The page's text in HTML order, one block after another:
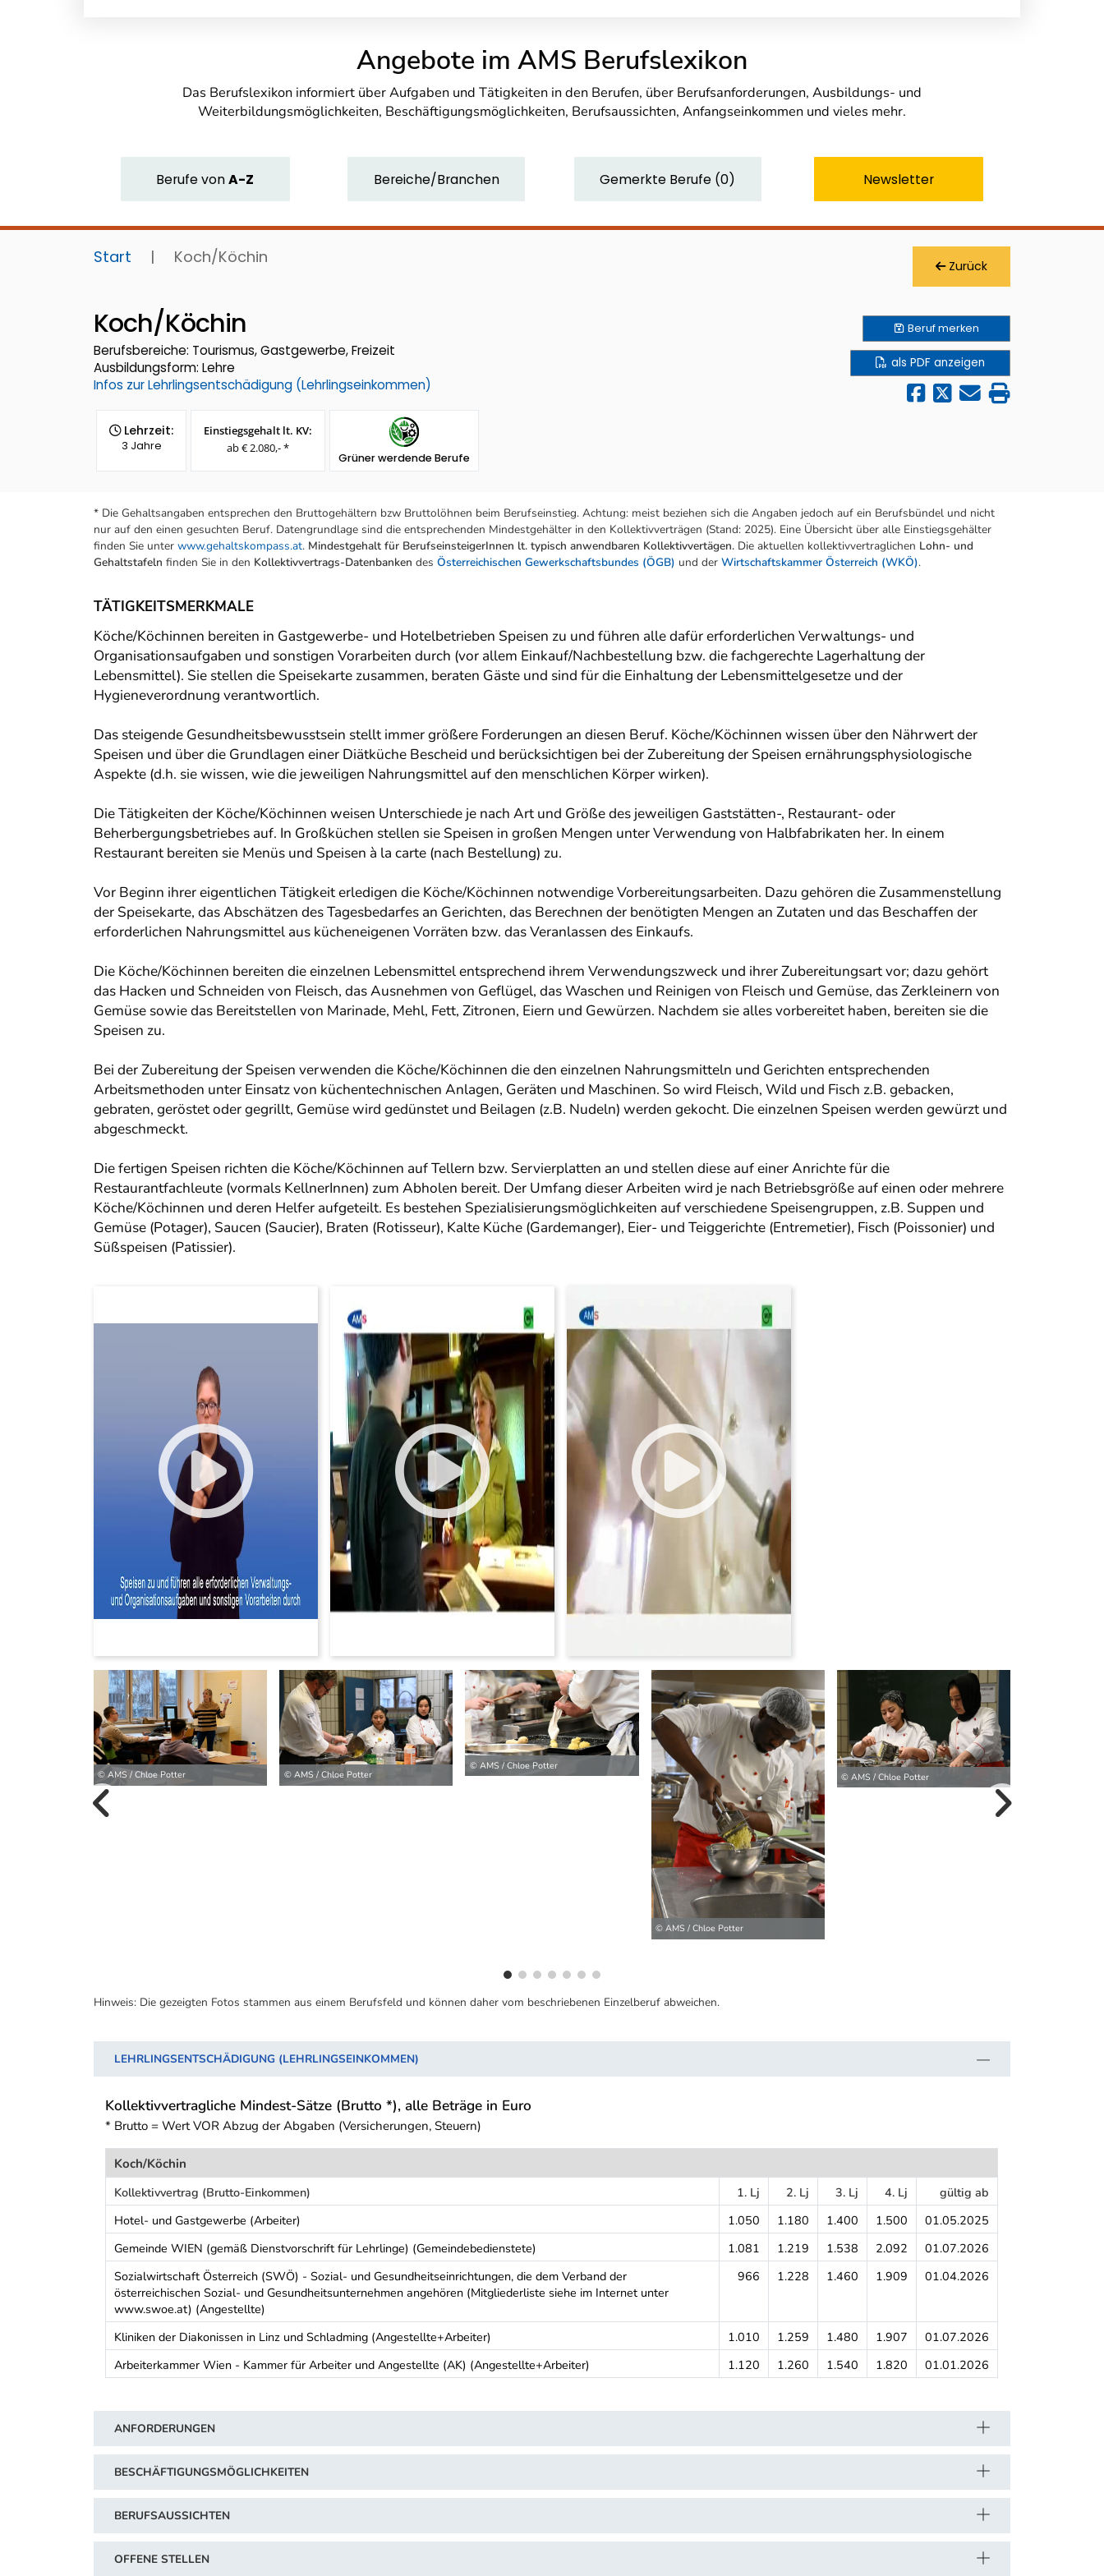
Angebote im AMS Berufslexikon
Das Berufslexikon informiert über Aufgaben und Tätigkeiten in den Berufen, über Berufsanforderungen, Ausbildungs- und
Weiterbildungsmöglichkeiten, Beschäftigungsmöglichkeiten, Berufsaussichten, Anfangseinkommen und vieles mehr.
BerufevonA-Z Bereiche/Branchen Gemerkte Berufe (0) Newsletter
Start | Koch/Köchin Zurück
Koch/Köchin
Berufsbereiche: Tourismus, Gastgewerbe, Freizeit
Ausbildungsform: Lehre
Infos zur Lehrlingsentschädigung (Lehrlingseinkommen)
Lehrzeit:
3 Jahre
Einstiegsgehalt lt. KV:
ab € 2.080,- *
Grüner werdende Berufe
Berufmerken
als PDF anzeigen
* Die Gehaltsangaben entsprechen den Bruttogehältern bzw Bruttolöhnen beim Berufseinstieg. Achtung: meist beziehen sich die Angaben jedoch auf ein Berufsbündel und nicht
nur auf den einen gesuchten Beruf. Datengrundlage sind die entsprechenden Mindestgehälter in den Kollektivverträgen (Stand: 2025). Eine Übersicht über alle Einstiegsgehälter
finden Sie unter www.gehaltskompass.at. Mindestgehalt für BerufseinsteigerInnen lt. typisch anwendbaren Kollektivvertägen. Die aktuellen kollektivvertraglichen Lohn- und
Gehaltstafeln finden Sie in den Kollektivvertrags-Datenbanken des Österreichischen Gewerkschaftsbundes (ÖGB) und der Wirtschaftskammer Österreich (WKÖ).
TÄTIGKEITSMERKMALE
Köche/Köchinnen bereiten in Gastgewerbe- und Hotelbetrieben Speisen zu und führen alle dafür erforderlichen Verwaltungs- und
Organisationsaufgaben und sonstigen Vorarbeiten durch (vor allem Einkauf/Nachbestellung bzw. die fachgerechte Lagerhaltung der
Lebensmittel). Sie stellen die Speisekarte zusammen, beraten Gäste und sind für die Einhaltung der Lebensmittelgesetze und der
Hygieneverordnung verantwortlich.
Das steigende Gesundheitsbewusstsein stellt immer größere Forderungen an diesen Beruf. Köche/Köchinnen wissen über den Nährwert der
Speisen und über die Grundlagen einer Diätküche Bescheid und berücksichtigen bei der Zubereitung der Speisen ernährungsphysiologische
Aspekte (d.h. sie wissen, wie die jeweiligen Nahrungsmittel auf den menschlichen Körper wirken).
Die Tätigkeiten der Köche/Köchinnen weisen Unterschiede je nach Art und Größe des jeweiligen Gaststätten-, Restaurant- oder
Beherbergungsbetriebes auf. In Großküchen stellen sie Speisen in großen Mengen unter Verwendung von Halbfabrikaten her. In einem
Restaurant bereiten sie Menüs und Speisen à la carte (nach Bestellung) zu.
Vor Beginn ihrer eigentlichen Tätigkeit erledigen die Köche/Köchinnen notwendige Vorbereitungsarbeiten. Dazu gehören die Zusammenstellung
der Speisekarte, das Abschätzen des Tagesbedarfes an Gerichten, das Berechnen der benötigten Mengen an Zutaten und das Beschaffen der
erforderlichen Nahrungsmittel aus kücheneigenen Vorräten bzw. das Veranlassen des Einkaufs.
Die Köche/Köchinnen bereiten die einzelnen Lebensmittel entsprechend ihrem Verwendungszweck und ihrer Zubereitungsart vor; dazu gehört
das Hacken und Schneiden von Fleisch, das Ausnehmen von Geflügel, das Waschen und Reinigen von Fleisch und Gemüse, das Zerkleinern von
Gemüse sowie das Bereitstellen von Marinade, Mehl, Fett, Zitronen, Eiern und Gewürzen. Nachdem sie alles vorbereitet haben, bereiten sie die
Speisen zu.
Bei der Zubereitung der Speisen verwenden die Köche/Köchinnen die den einzelnen Nahrungsmitteln und Gerichten entsprechenden
Arbeitsmethoden unter Einsatz von küchentechnischen Anlagen, Geräten und Maschinen. So wird Fleisch, Wild und Fisch z.B. gebacken,
gebraten, geröstet oder gegrillt, Gemüse wird gedünstet und Beilagen (z.B. Nudeln) werden gekocht. Die einzelnen Speisen werden gewürzt und
abgeschmeckt.
Die fertigen Speisen richten die Köche/Köchinnen auf Tellern bzw. Servierplatten an und stellen diese auf einer Anrichte für die
Restaurantfachleute (vormals KellnerInnen) zum Abholen bereit. Der Umfang dieser Arbeiten wird je nach Betriebsgröße auf einen oder mehrere
Köche/Köchinnen und deren Helfer aufgeteilt. Es bestehen Spezialisierungsmöglichkeiten auf verschiedene Speisengruppen, z.B. Suppen und
Gemüse (Potager), Saucen (Saucier), Braten (Rotisseur), Kalte Küche (Gardemanger), Eier- und Teiggerichte (Entremetier), Fisch (Poissonier) und
Süßspeisen (Patissier).
© AMS / Chloe Potter © AMS / Chloe Potter
© AMS / Chloe Potter
© AMS / Chloe Potter
© AMS / Chloe Potter
vorherige Bilder
Hinweis: Die gezeigten Fotos stammen aus einem Berufsfeld und können daher vom beschriebenen Einzelberuf abweichen.
LEHRLINGSENTSCHÄDIGUNG (LEHRLINGSEINKOMMEN)
Kollektivvertragliche Mindest-Sätze (Brutto *), alle Beträge in Euro
* Brutto = Wert VOR Abzug der Abgaben (Versicherungen, Steuern)
Koch/Köchin
Kollektivvertrag (Brutto-Einkommen)
1. Lj 2. Lj 3. Lj 4. Lj
gültig ab
Hotel- und Gastgewerbe (Arbeiter)
1.050 1.180 1.400 1.500
01.05.2025
Gemeinde WIEN (gemäß Dienstvorschrift für Lehrlinge) (Gemeindebedienstete)
1.081 1.219 1.538 2.092
01.07.2026
Sozialwirtschaft Österreich (SWÖ) - Sozial- und Gesundheitseinrichtungen, die dem Verband der
österreichischen Sozial- und Gesundheitsunternehmen angehören (Mitgliederliste siehe im Internet unter
www.swoe.at) (Angestellte)
966 1.228 1.460 1.909 01.04.2026
Kliniken der Diakonissen in Linz und Schladming (Angestellte+Arbeiter) 1.010 1.259 1.480 1.907
01.07.2026
Arbeiterkammer Wien - Kammer für Arbeiter und Angestellte (AK) (Angestellte+Arbeiter)
1.120 1.260 1.540 1.820 01.01.2026
ANFORDERUNGEN
BESCHÄFTIGUNGSMÖGLICHKEITEN
BERUFSAUSSICHTEN
OFFENE STELLEN